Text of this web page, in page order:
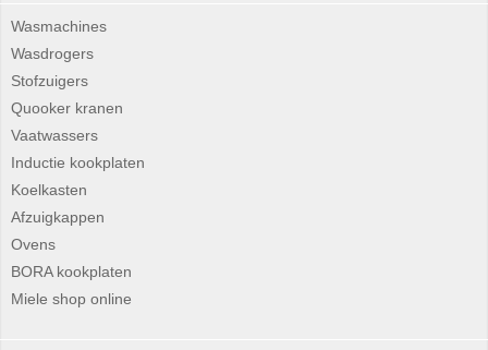
Wasmachines
Wasdrogers
Stofzuigers
Quooker kranen
Vaatwassers
Inductie kookplaten
Koelkasten
Afzuigkappen
Ovens
BORA kookplaten
Miele shop online